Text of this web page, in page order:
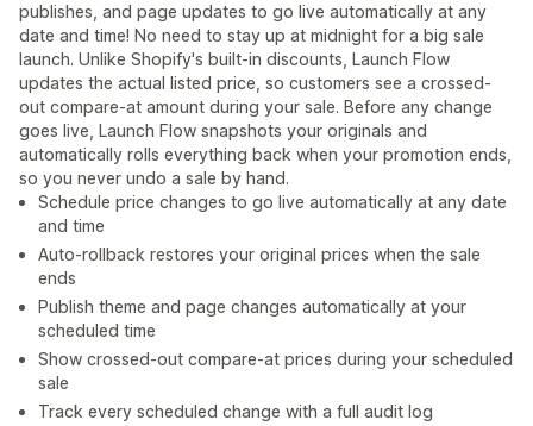
publishes, and page updates to go live automatically at any
date and time! No need to stay up at midnight for a big sale
launch. Unlike Shopify's built-in discounts, Launch Flow
updates the actual listed price, so customers see a crossed-
out compare-at amount during your sale. Before any change
goes live, Launch Flow snapshots your originals and
automatically rolls everything back when your promotion ends,
so you never undo a sale by hand.
Schedule price changes to go live automatically at any date
and time
Auto-rollback restores your original prices when the sale
ends
Publish theme and page changes automatically at your
scheduled time
Show crossed-out compare-at prices during your scheduled
sale
Track every scheduled change with a full audit log